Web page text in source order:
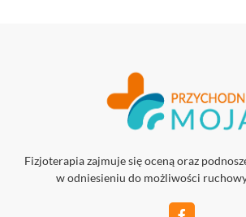
Fizjoterapia zajmuje się oceną oraz
w odniesieniu do możliwości